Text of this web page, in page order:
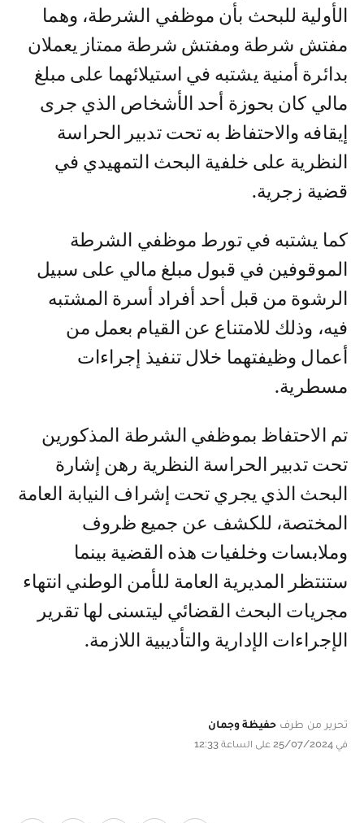
الأولية للبحث بأن موظفي الشرطة، وهما
مفتش شرطة ومفتش شرطة ممتاز يعملان
بدائرة أمنية يشتبه في استيلائهما على مبلغ
مالي كان بحوزة أحد الأشخاص الذي جرى
إيقافه والاحتفاظ به تحت تدبير الحراسة
النظرية على خلفية البحث التمهيدي في
قضية زجرية.
كما يشتبه في تورط موظفي الشرطة
الموقوفين في قبول مبلغ مالي على سبيل
الرشوة من قبل أحد أفراد أسرة المشتبه
فيه، وذلك للامتناع عن القيام بعمل من
أعمال وظيفتهما خلال تنفيذ إجراءات
مسطرية.
تم الاحتفاظ بموظفي الشرطة المذكورين
تحت تدبير الحراسة النظرية رهن إشارة
البحث الذي يجري تحت إشراف النيابة العامة
المختصة، للكشف عن جميع ظروف
وملابسات وخلفيات هذه القضية بينما
ستنتظر المديرية العامة للأمن الوطني انتهاء
مجريات البحث القضائي ليتسنى لها تقرير
الإجراءات الإدارية والتأديبية اللازمة.
تحرير من طرف حفيظة وجمان
في 25/07/2024 على الساعة 12:33